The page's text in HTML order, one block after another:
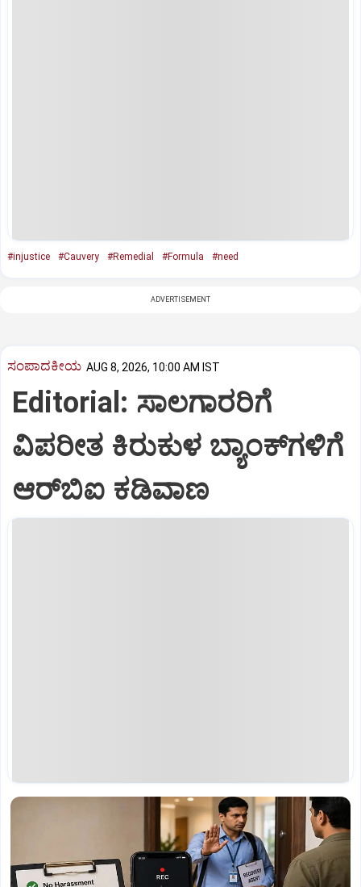
#injustice #Cauvery #Remedial #Formula #need
ADVERTISEMENT
ಸಂಪಾದಕೀಯ AUG 8, 2026, 10:00 AM IST
Editorial: ಸಾಲಗಾರರಿಗೆ
ವಿಪರೀತ ಕಿರುಕುಳ ಬ್ಯಾಂಕ್‌ಗಳಿಗೆ
ಆರ್‌ಬಿಐ ಕಡಿವಾಣ